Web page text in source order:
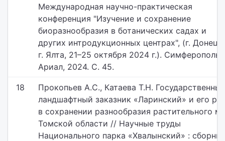
Международная научно-практическая
конференция "Изучение и сохранение
биоразнообразия в ботанических садах и
других интродукционных центрах", (г. Донецк
г. Ялта, 21–25 октября 2024 г.). Симферополь:
Ариал, 2024. С. 45.
18
Прокопьев А.С., Катаева Т.Н.
ландшафтный заказник «Ларинский» и его
в сохранении разнообразия растительного
Томской области // Научные труды
Национального парка «Хвалынский» : сборник